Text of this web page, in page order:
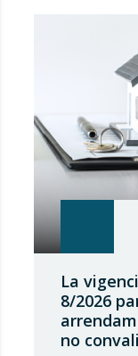
implantar
La
8/2026
no